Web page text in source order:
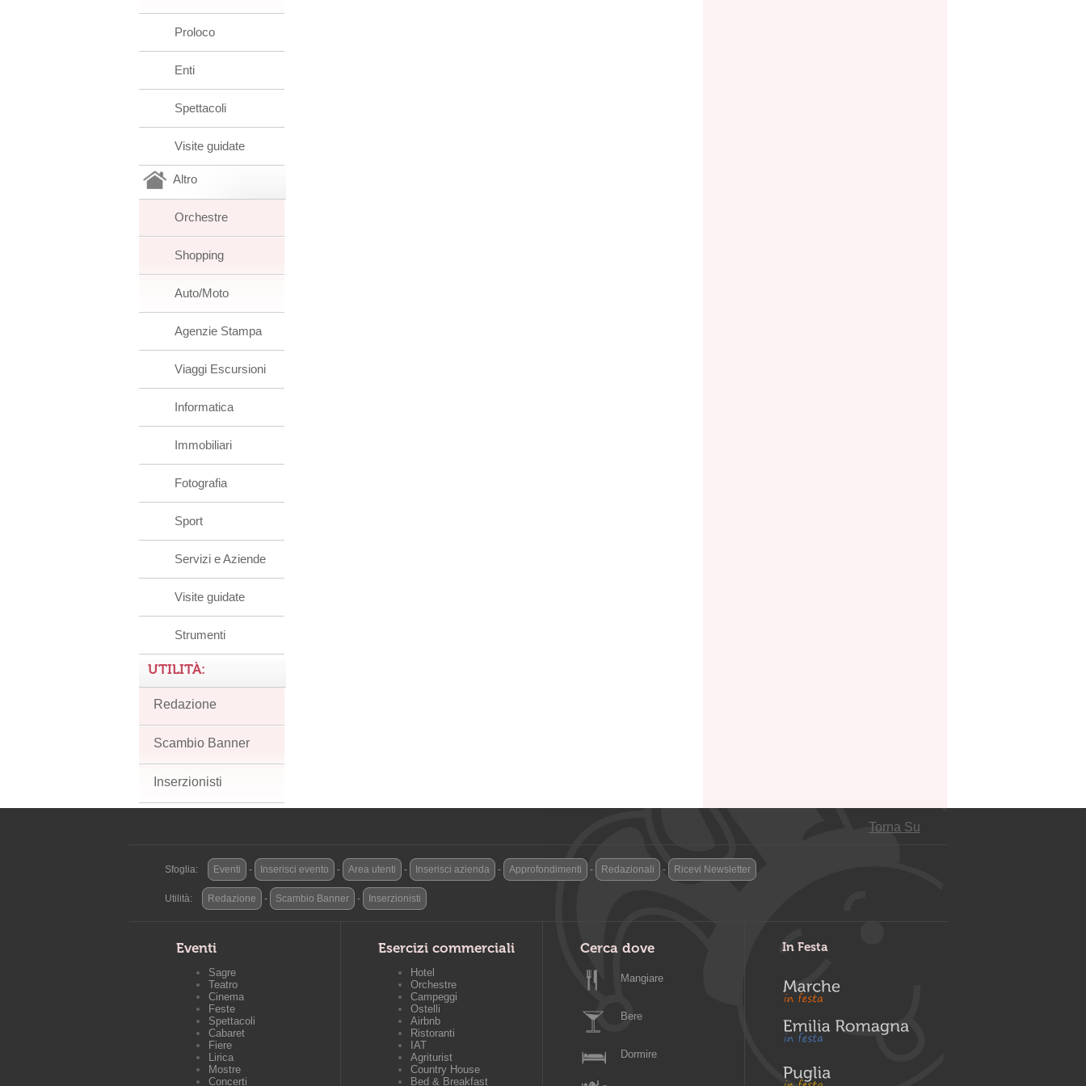
Proloco
Enti
Spettacoli
Visite guidate
Altro
Orchestre
Shopping
Auto/Moto
Agenzie Stampa
Viaggi Escursioni
Informatica
Immobiliari
Fotografia
Sport
Servizi e Aziende
Visite guidate
Strumenti
UTILITÀ:
Redazione
Scambio Banner
Inserzionisti
Torna Su
Sfoglia: Eventi - Inserisci evento - Area utenti - Inserisci azienda - Approfondimenti - Redazionali - Ricevi Newsletter
Utilità: Redazione - Scambio Banner - Inserzionisti
Eventi
Sagre
Teatro
Cinema
Feste
Spettacoli
Cabaret
Fiere
Lirica
Mostre
Concerti
Esercizi commerciali
Hotel
Orchestre
Campeggi
Ostelli
Airbnb
Ristoranti
IAT
Agriturist
Country House
Bed & Breakfast
Cerca dove
Mangiare
Bere
Dormire
In Festa